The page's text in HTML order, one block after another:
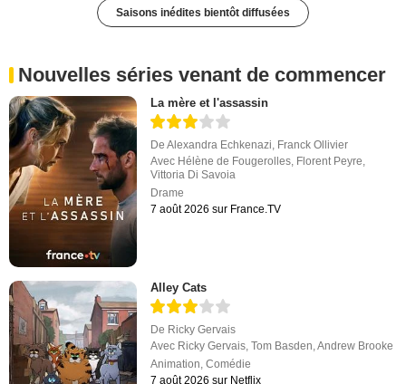
Saisons inédites bientôt diffusées
Nouvelles séries venant de commencer
La mère et l'assassin
DeAlexandra Echkenazi, Franck Ollivier
Avec Hélène de Fougerolles, Florent Peyre,
Vittoria Di Savoia
Drame
7 août 2026 sur France.TV
Alley Cats
De Ricky Gervais
Avec Ricky Gervais ,Tom Basden ,Andrew Brooke
Animation ,Comédie
7 août 2026 sur Netflix